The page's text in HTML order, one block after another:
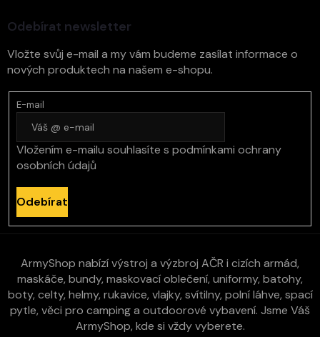
Odebírat newsletter
Vložte svůj e-mail a my vám budeme zasílat informace o
nových produktech na našem e-shopu.
E-mail
Vložením e-mailu souhlasíte s podmínkami ochrany
osobních údajů
Odebírat
ArmyShop nabízí výstroj a výzbroj AČR i cizích armád,
maskáče, bundy, maskovací oblečení, uniformy, batohy,
boty, celty, helmy, rukavice, vlajky, svítilny, polní láhve, spací
pytle, věci pro camping a outdoorové vybavení. Jsme Váš
ArmyShop, kde si vždy vyberete.